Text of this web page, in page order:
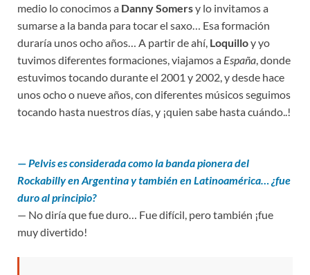
medio lo conocimos a Danny Somersy lo invitamos a
sumarse a la banda para tocar el saxo… Esa formación
duraría unos ocho años… A partir de ahí, Loquilloy yo
tuvimos diferentes formaciones, viajamos a España, donde
estuvimos tocando durante el 2001 y 2002, y desde hace
unos ocho o nueve años, con diferentes músicos seguimos
tocando hasta nuestros días, y ¡quien sabe hasta cuándo..!
—Pelvis es considerada como la banda pionera del
Rockabilly en Argentina y también en Latinoamérica… ¿fue
duro al principio?
— No diría que fue duro… Fue difícil, pero también ¡fue
muy divertido!